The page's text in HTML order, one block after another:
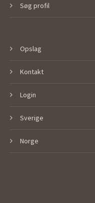
Søg profil
Opslag
Kontakt
Login
Sverige
Norge